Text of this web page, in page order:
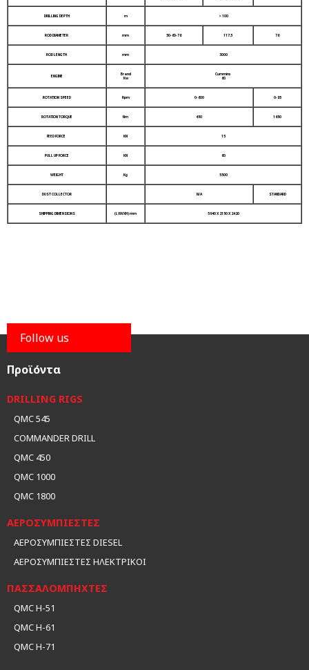
DRILLING DEPTH m > 100
ROD DIAMETER mm 50-60-76 117,5 76
ROD LENGTH mm 3000
ENGINE
Brand
Kw
Cummins
60
ROTATION SPEED Rpm 0-600 0-85
ROTATION TORQUE Nm 450 1650
FEED FORCE KN 15
PULL UP FORCE KN 60
WEIGHT Kg 5500
DUST COLLECTOR N/A STANDARD
SHIPPING DIMENSIONS (LXWXH) mm 5940 X 2150 X 2420
Follow us
Προϊόντα
DRILLING RIGS
QMC 545
COMMANDER DRILL
QMC 450
QMC 1000
QMC 1800
ΑΕΡΟΣΥΜΠΙΕΣΤΕΣ
ΑΕΡΟΣΥΜΠΙΕΣΤΕΣ DIESEL
ΑΕΡΟΣΥΜΠΙΕΣΤΕΣ ΗΛΕΚΤΡΙΚΟΙ
ΠΑΣΣΑΛΟΜΠΗΧΤΕΣ
QMC H-51
QMC H-61
QMC H-71